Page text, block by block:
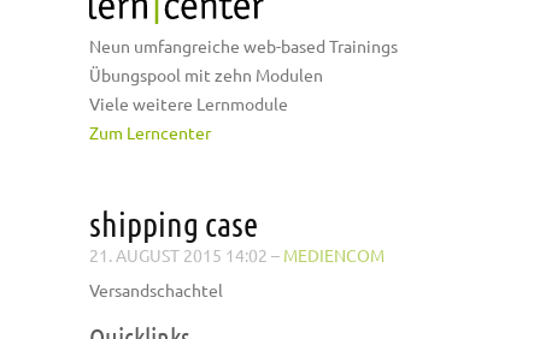
Neun umfangreiche web-based Trainings
Übungspool mit zehn Modulen
Viele weitere Lernmodule
Zum Lerncenter
shipping case
21. AUGUST 2015 14:02 – MEDIENCOM
Versandschachtel